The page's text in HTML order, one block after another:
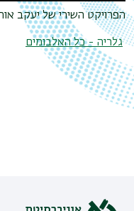
הפרויקט השירי של יעקב
גלריה - כל האלבומים